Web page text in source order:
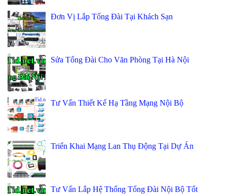
Đơn Vị Lắp Tổng Đài Tại Khách Sạn
Sửa Tổng Đài Cho Văn Phòng Tại Hà Nội
Tư Vấn Thiết Kế Hạ Tầng Mạng Nội Bộ
Triển Khai Mạng Lan Thụ Động Tại Dự Án
Tư Vấn Lắp Hệ Thống Tổng Đài Nội Bộ Tốt